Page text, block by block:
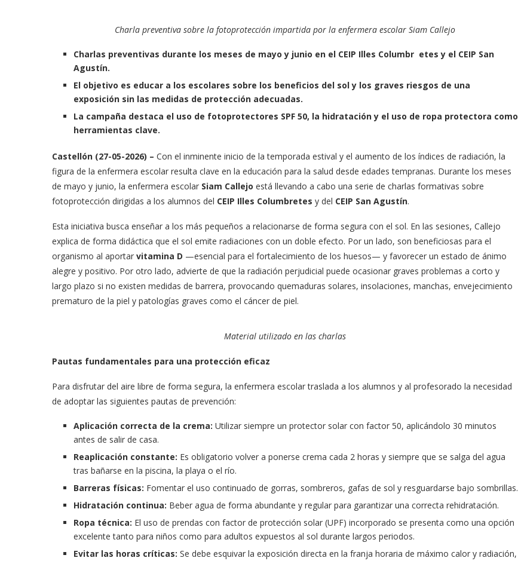
Charla preventiva sobre la fotoprotección impartida por la enfermera escolar Siam Callejo
Charlas preventivas durante los meses de mayo y junio en el CEIP Illes Columbr etes y el CEIP San
Agustín.
El objetivo es educar a los escolares sobre los beneficios del sol y los graves riesgos de una
exposición sin las medidas de protección adecuadas.
La campaña destaca el uso de fotoprotectores SPF 50, la hidratación y el uso de ropa protectora como
herramientas clave.
Castellón (27-05-2026) – Con el inminente inicio de la temporada estival y el aumento de los índices de radiación, la
figura de la enfermera escolar resulta clave en la educación para la salud desde edades tempranas. Durante los meses
de mayo y junio, la enfermera escolar Siam Callejo está llevando a cabo una serie de charlas formativas sobre
fotoprotección dirigidas a los alumnos del CEIP Illes Columbretes y del CEIP San Agustín.
Esta iniciativa busca enseñar a los más pequeños a relacionarse de forma segura con el sol. En las sesiones, Callejo
explica de forma didáctica que el sol emite radiaciones con un doble efecto. Por un lado, son beneficiosas para el
organismo al aportar vitamina D —esencial para el fortalecimiento de los huesos— y favorecer un estado de ánimo
alegre y positivo. Por otro lado, advierte de que la radiación perjudicial puede ocasionar graves problemas a corto y
largo plazo si no existen medidas de barrera, provocando quemaduras solares, insolaciones, manchas, envejecimiento
prematuro de la piel y patologías graves como el cáncer de piel.
Material utilizado en las charlas
Pautas fundamentales para una protección eficaz
Para disfrutar del aire libre de forma segura, la enfermera escolar traslada a los alumnos y al profesorado la necesidad
de adoptar las siguientes pautas de prevención:
Aplicación correcta de la crema: Utilizar siempre un protector solar con factor 50, aplicándolo 30 minutos
antes de salir de casa.
Reaplicación constante: Es obligatorio volver a ponerse crema cada 2 horas y siempre que se salga del agua
tras bañarse en la piscina, la playa o el río.
Barreras físicas: Fomentar el uso continuado de gorras, sombreros, gafas de sol y resguardarse bajo sombrillas.
Hidratación continua: Beber agua de forma abundante y regular para garantizar una correcta rehidratación.
Ropa técnica: El uso de prendas con factor de protección solar (UPF) incorporado se presenta como una opción
excelente tanto para niños como para adultos expuestos al sol durante largos periodos.
Evitar las horas críticas: Se debe esquivar la exposición directa en la franja horaria de máximo calor y radiación,